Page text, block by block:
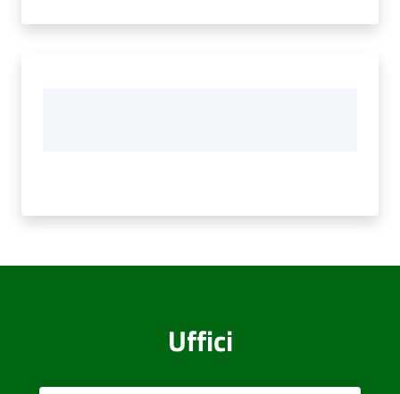
Uffici